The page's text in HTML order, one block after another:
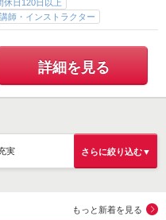
休日120日以上
講師・インストラクター
詳細を見る
実 さらに絞り込む▼
もっと新着を見る